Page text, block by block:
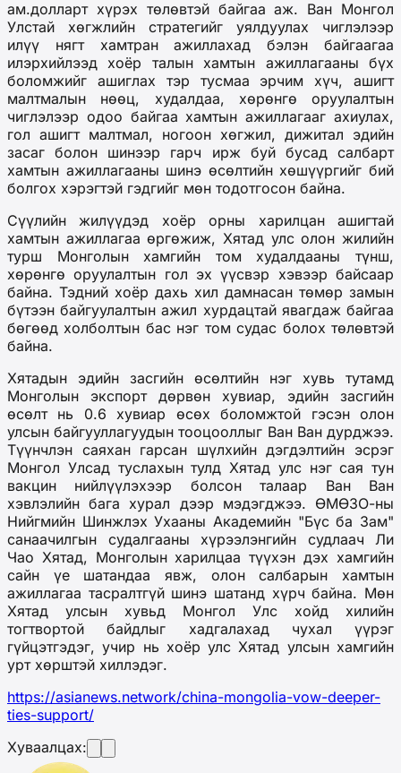
ам.долларт хүрэх төлөвтэй байгаа аж. Ван Монгол
Улстай хөгжлийн стратегийг уялдуулах чиглэлээр
илүү нягт хамтран ажиллахад бэлэн байгаагаа
илэрхийлээд хоёр талын хамтын ажиллагааны бүх
боломжийг ашиглах тэр тусмаа эрчим хүч, ашигт
малтмалын нөөц, худалдаа, хөрөнгө оруулалтын
чиглэлээр одоо байгаа хамтын ажиллагааг ахиулах,
гол ашигт малтмал, ногоон хөгжил, дижитал эдийн
засаг болон шинээр гарч ирж буй бусад салбарт
хамтын ажиллагааны шинэ өсөлтийн хөшүүргийг бий
болгох хэрэгтэй гэдгийг мөн тодотгосон байна.
Сүүлийн жилүүдэд хоёр орны харилцан ашигтай
хамтын ажиллагаа өргөжиж, Хятад улс олон жилийн
турш Монголын хамгийн том худалдааны түнш,
хөрөнгө оруулалтын гол эх үүсвэр хэвээр байсаар
байна. Тэдний хоёр дахь хил дамнасан төмөр замын
бүтээн байгуулалтын ажил хурдацтай явагдаж байгаа
бөгөөд холболтын бас нэг том судас болох төлөвтэй
байна.
Хятадын эдийн засгийн өсөлтийн нэг хувь тутамд
Монголын экспорт дөрвөн хувиар, эдийн засгийн
өсөлт нь 0.6 хувиар өсөх боломжтой гэсэн олон
улсын байгууллагуудын тооцооллыг Ван Ван дурджээ.
Түүнчлэн саяхан гарсан шүлхийн дэгдэлтийн эсрэг
Монгол Улсад туслахын тулд Хятад улс нэгсая тун
вакцин нийлүүлэхээр болсонталаар Ван Ван
хэвлэлийн бага хурал дээр мэдэгджээ. ӨМӨЗО-ны
Нийгмийн Шинжлэх Ухааны Академийн "Бүс ба Зам"
санаачилгын судалгааны хүрээлэнгийн судлаач Ли
Чао Хятад, Монголын харилцаа түүхэн дэх хамгийн
сайн үе шатандаа явж, олон салбарын хамтын
ажиллагаа тасралтгүй шинэ шатанд хүрч байна. Мөн
Хятад улсын хувьд Монгол Улс хойд хилийн
тогтвортой байдлыг хадгалахад чухал үүрэг
гүйцэтгэдэг, учир нь хоёр улс Хятад улсын хамгийн
урт хөрштэй хиллэдэг.
https://asianews.network/china-mongolia-vow-deeper-
ties-support/
Хуваалцах: